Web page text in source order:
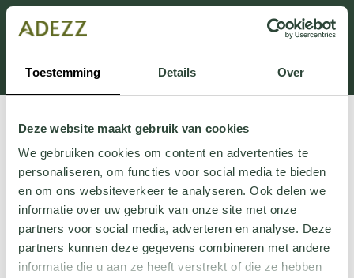
Toestemming Details Over
Deze website maakt gebruik van cookies
We gebruiken cookies om content en advertenties te
personaliseren, om functies voor social media te bieden
en om ons websiteverkeer te analyseren. Ook delen we
informatie over uw gebruik van onze site met onze
partners voor social media, adverteren en analyse. Deze
partners kunnen deze gegevens combineren met andere
informatie die u aan ze heeft verstrekt of die ze hebben
Dit onderdeel is momenteel in onderhoud.
Als je informatie mist kun je ons bellen +31 413 274
168 of mailen
Customersupport@adezz.com.